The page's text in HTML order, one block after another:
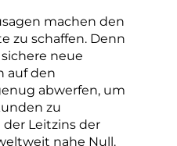
machen den
zu schaffen. Denn
neue
auf den
abwerfen, um
zu
Leitzins der
nahe Null.